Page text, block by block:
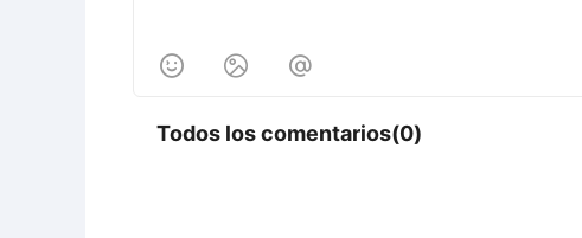
  
Todos los comentarios(0)